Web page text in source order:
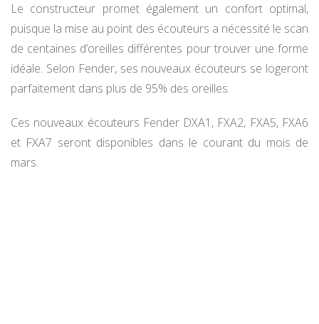
Le constructeur promet également un confort optimal,
puisque la mise au point des écouteurs a nécessité le scan
de centaines d’oreilles différentes pour trouver une forme
idéale. Selon Fender, ses nouveaux écouteurs se logeront
parfaitement dans plus de 95% des oreilles.
Ces nouveaux écouteurs Fender DXA1, FXA2, FXA5, FXA6
et FXA7 seront disponibles dans le courant du mois de
mars.